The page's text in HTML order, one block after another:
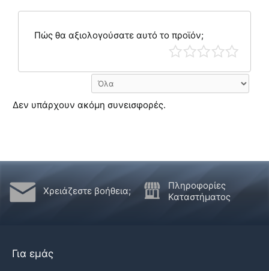
Πώς θα αξιολογούσατε αυτό το προϊόν;
Δεν υπάρχουν ακόμη συνεισφορές.
Χρειάζεστε βοήθεια;
Πληροφορίες
Καταστήματος
Για εμάς